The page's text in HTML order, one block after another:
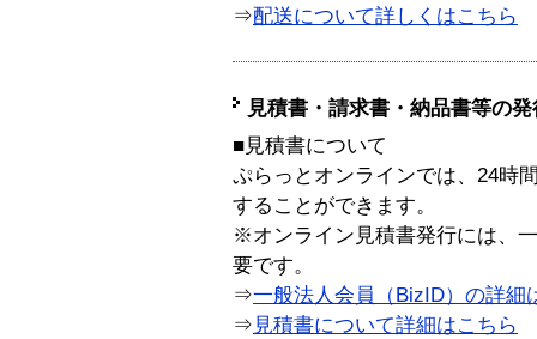
⇒配送について詳しくはこちら
見積書・請求書・納品書等の
■見積書について
ぷらっとオンラインでは、24時
することができます。
※オンライン見積書発行には、
要です。
⇒一般法人会員（BizID）の詳細
⇒ 見積書について詳細はこちら